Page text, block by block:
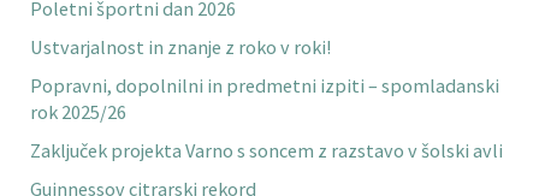
Poletni športni dan 2026
Ustvarjalnost in znanje z roko v roki!
Popravni, dopolnilni in predmetni izpiti – spomladanski
rok 2025/26
Zaključek projekta Varno s soncem z razstavo v šolski avli
Guinnessov citrarski rekord